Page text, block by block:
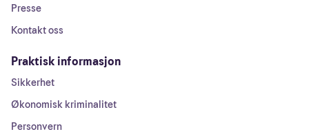
Presse
Kontakt oss
Praktisk informasjon
Sikkerhet
Økonomisk kriminalitet
Personvern